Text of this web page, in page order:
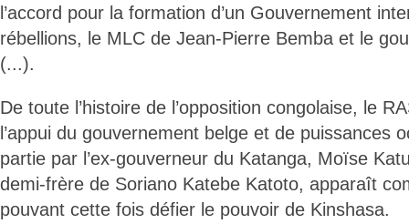
l’accord pour la formation d’un Gouvernement
rébellions, le MLC de Jean-Pierre Bemba et le
(...).
De toute l’histoire de l’opposition congolaise, le
l’appui du gouvernement belge et de puissances
partie par l’ex-gouverneur du Katanga, Moïse
demi-frère de Soriano Katebe Katoto, apparaît
pouvant cette fois défier le pouvoir de Kinshasa.